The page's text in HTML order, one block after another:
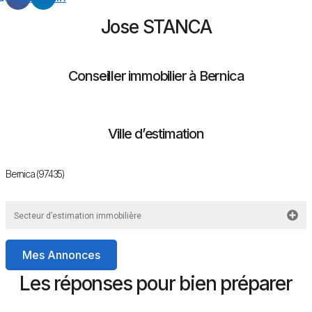
Jose STANCA
Conseiller immobilier à Bernica
Ville d’estimation
Bernica (97435)
Secteur d’estimation immobilière
Mes Annonces
Les réponses pour bien préparer